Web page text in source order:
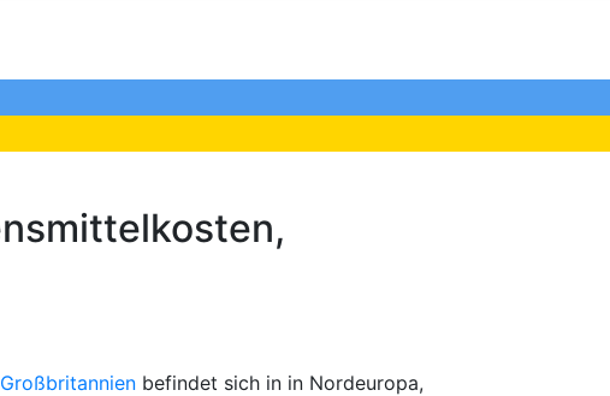
befindet sich in in Nordeuropa,